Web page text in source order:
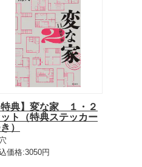
特典】変な家 １・２
ト（特典ステッカー
）
価格:3050円